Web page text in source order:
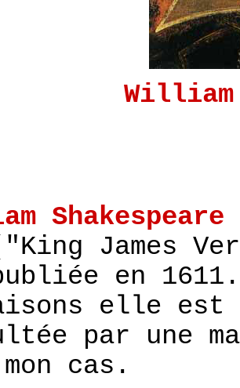
William
Shakespeare
James
en
elle
par une
cas.